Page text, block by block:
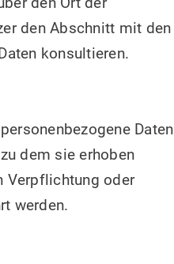
den Abschnitt mit den
konsultieren.
Daten
dem sie erhoben
Verpflichtung oder
werden.